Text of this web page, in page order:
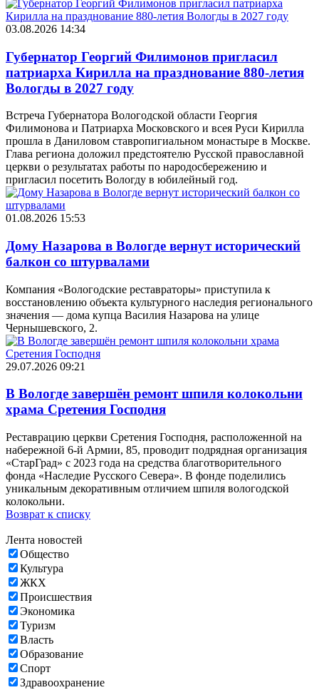
03.08.2026 14:34
Губернатор Георгий Филимонов пригласил
патриарха Кирилла на празднование 880-летия
Вологды в 2027 году
Встреча Губернатора Вологодской области Георгия
Филимонова и Патриарха Московского и всея Руси Кирилла
прошла в Даниловом ставропигиальном монастыре в Москве.
Глава региона доложил предстоятелю Русской православной
церкви о результатах работы по народосбережению и
пригласил посетить Вологду в юбилейный год.
01.08.2026 15:53
Дому Назарова в Вологде вернут исторический
балкон со штурвалами
Компания «Вологодские реставраторы» приступила к
восстановлению объекта культурного наследия регионального
значения — дома купца Василия Назарова на улице
Чернышевского, 2.
29.07.2026 09:21
В Вологде завершён ремонт шпиля колокольни
храма Сретения Господня
Реставрацию церкви Сретения Господня, расположенной на
набережной 6-й Армии, 85, проводит подрядная организация
«СтарГрад» с 2023 года на средства благотворительного
фонда «Наследие Русского Севера». В фонде поделились
уникальным декоративным отличием шпиля вологодской
колокольни.
Возврат к списку
Лента новостей
Общество
Культура
ЖКХ
Происшествия
Экономика
Туризм
Власть
Образование
Спорт
Здравоохранение